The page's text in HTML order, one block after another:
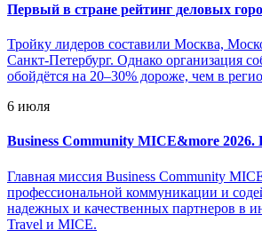
Первый в стране рейтинг деловых
Тройку лидеров составили Москва,
Санкт-Петербург. Однако организация
обойдётся на 20–30% дороже, чем в
6 июля
Business Community MICE&more
Главная миссия Business Community
профессиональной коммуникации и
надежных и качественных партнеров в
Travel и MICE.